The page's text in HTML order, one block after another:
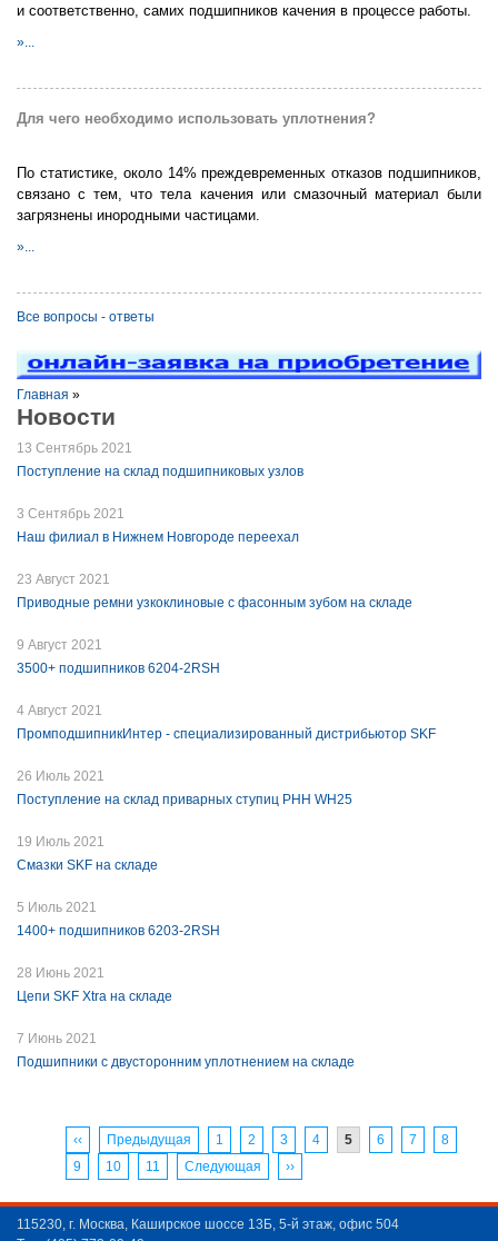
и соответственно, самих подшипников качения в процессе работы.
»...
Для чего необходимо использовать уплотнения?
По статистике, около 14% преждевременных отказов подшипников,
связано с тем, что тела качения или смазочный материал были
загрязнены инородными частицами.
»...
Все вопросы - ответы
Главная »
Новости
13 Сентябрь 2021
Поступление на склад подшипниковых узлов
3 Сентябрь 2021
Наш филиал в Нижнем Новгороде переехал
23 Август 2021
Приводные ремни узкоклиновые с фасонным зубом на складе
9 Август 2021
3500+ подшипников 6204-2RSH
4 Август 2021
ПромподшипникИнтер - специализированный дистрибьютор SKF
26 Июль 2021
Поступление на склад приварных ступиц PHH WH25
19 Июль 2021
Смазки SKF на складе
5 Июль 2021
1400+ подшипников 6203-2RSH
28 Июнь 2021
Цепи SKF Xtra на складе
7 Июнь 2021
Подшипники с двусторонним уплотнением на складе
‹‹ Предыдущая 1 2 3 4 5 6 7
8
9
10 11 Следующая ››
115230, г. Москва, Каширское шоссе 13Б, 5-й этаж, офис 504